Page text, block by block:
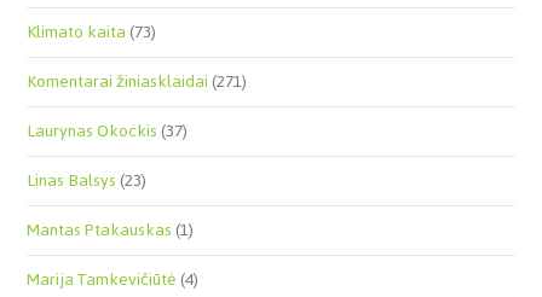
Klimato kaita(73)
Komentarai žiniasklaidai(271)
Laurynas Okockis(37)
Linas Balsys(23)
Mantas Ptakauskas(1)
Marija Tamkevičiūtė(4)